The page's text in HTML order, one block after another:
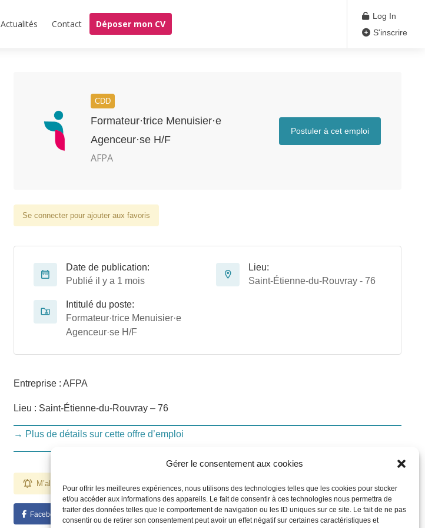
Gérer le consentement aux cookies
Pour offrir les meilleures expériences, nous utilisons des technologies telles que les cookies pour stocker
et/ou accéder aux informations des appareils. Le fait de consentir à ces technologies nous permettra de
traiter des données telles que le comportement de navigation ou les ID uniques sur ce site. Le fait de ne pas
consentir ou de retirer son consentement peut avoir un effet négatif sur certaines caractéristiques et
Actualités Contact Déposer mon CV
Log In
S'inscrire
CDD
Formateur·trice Menuisier·e
Agenceur·se H/F
AFPA
Postuler à cet emploi
Se connecter pour ajouter aux favoris
Date de publication:
Publié il y a 1 mois
Lieu:
Saint-Étienne-du-Rouvray - 76
Intitulé du poste:
Formateur·trice Menuisier·e
Agenceur·se H/F
Entreprise : AFPA
Lieu : Saint-Étienne-du-Rouvray – 76
→ Plus de détails sur cette offre d’emploi
M’alerter pour des emplois comme celui-ci
Facebook Twitter LinkedIn